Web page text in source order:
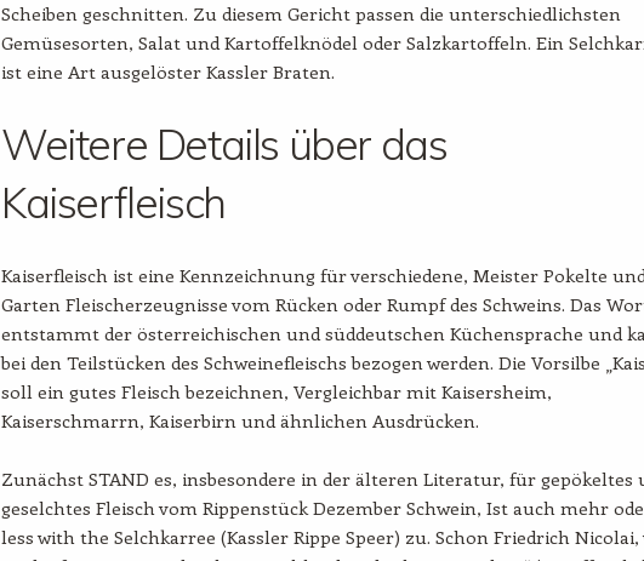
Scheiben geschnitten. Zu diesem Gericht passen die unterschiedlichsten
Gemüsesorten, Salat und Kartoffelknödel oder Salzkartoffeln. Ein
ist eine Art ausgelöster Kassler Braten.
Weitere Details über das
Kaiserfleisch
Kaiserfleisch ist eine Kennzeichnung für verschiedene, Meister Pokelte
Garten Fleischerzeugnisse vom Rücken oder Rumpf des Schweins. Das
entstammt der österreichischen und süddeutschen Küchensprache und
bei den Teilstücken des Schweinefleischs bezogen werden. Die Vorsilbe
soll ein gutes Fleisch bezeichnen, Vergleichbar mit Kaisersheim,
Kaiserschmarrn, Kaiserbirn und ähnlichen Ausdrücken.
Zunächst STAND es, insbesondere in der älteren Literatur, für gepökeltes
geselchtes Fleisch vom Rippenstück Dezember Schwein, Ist auch mehr
less with the Selchkarree (Kassler Rippe Speer) zu. Schon Friedrich Nicolai,